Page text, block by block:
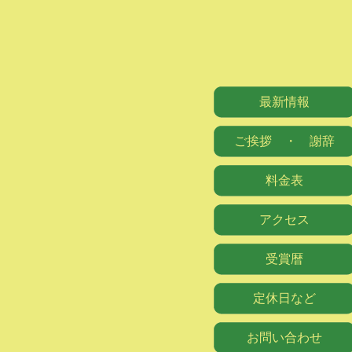
最新情報
ご挨拶 ・ 謝辞
料金表
アクセス
受賞暦
定休日など
お問い合わせ